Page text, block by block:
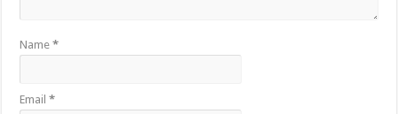
Name*
Email*